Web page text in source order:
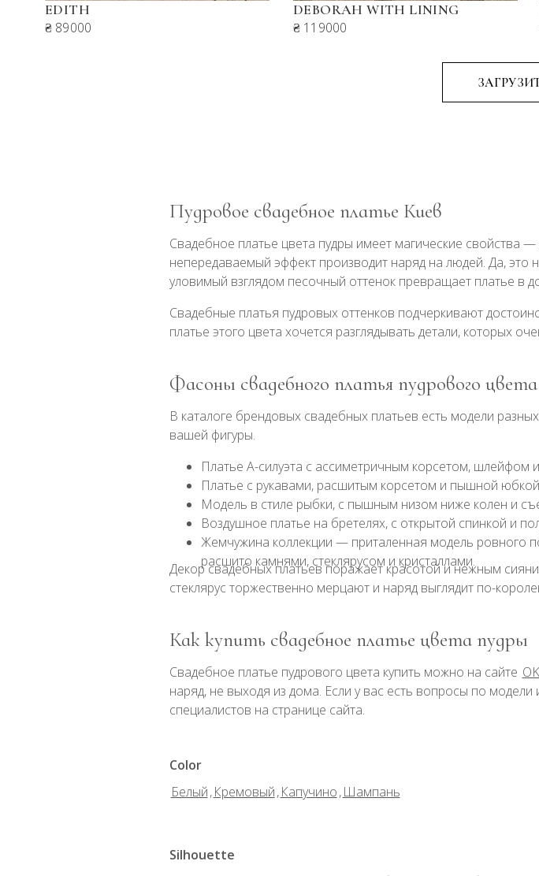
EDITH
₴ 89000
DEBORAH WITH LINING
₴ 119000
Пудровое свадебное платье Киев
Свадебное платье цвета пудры имеет магические свойства
непередаваемый эффект производит наряд на людей. Да, это
уловимый взглядом песочный оттенок превращает платье в
Свадебные платья пудровых оттенков подчеркивают
платье этого цвета хочется разглядывать детали, которых
Фасоны свадебного платья пудрового цвета
В каталоге брендовых свадебных платьев есть модели
вашей фигуры.
Платье А-силуэта с ассиметричным корсетом, шлейфом
Платье с рукавами, расшитым корсетом и пышной
Модель в стиле рыбки, с пышным низом ниже колен и
Воздушное платье на бретелях, с открытой спинкой и
Жемчужина коллекции — приталенная модель ровного
расшито камнями, стеклярусом и кристаллами.
Декор свадебных платьев поражает красотой и нежным
стеклярус торжественно мерцают и наряд выглядит по-
Как купить свадебное платье цвета пудры
Свадебное платье пудрового цвета купить можно на сайте
наряд, не выходя из дома. Если у вас есть вопросы по
специалистов на странице сайта.
Color
Белый, Кремовый, Капучино, Шампань
Silhouette